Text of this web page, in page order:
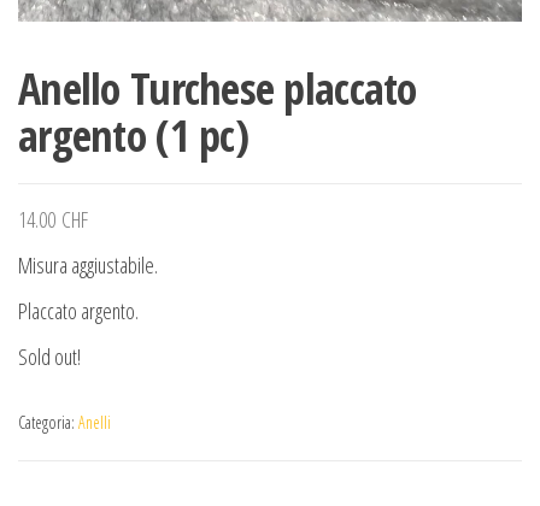
Anello Turchese placcato
argento (1 pc)
14.00 CHF
Misura aggiustabile.
Placcato argento.
Sold out!
Categoria: Anelli